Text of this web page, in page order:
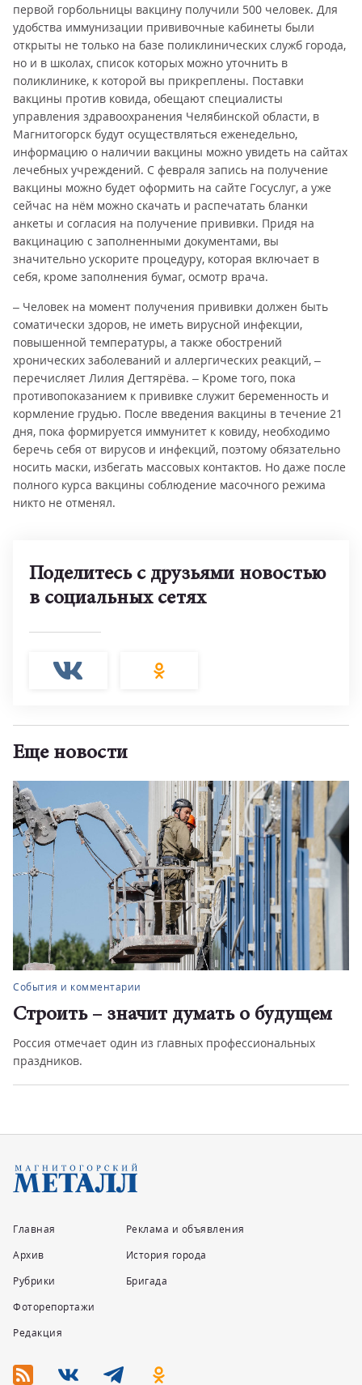
первой горбольницы вакцину получили 500 человек. Для
удобства иммунизации прививочные кабинеты были
открыты не только на базе поликлинических служб города,
но и в школах, список которых можно уточнить в
поликлинике, к которой вы прикреплены. Поставки
вакцины против ковида, обещают специалисты
управления здравоохранения Челябинской области, в
Магнитогорск будут осуществляться еженедельно,
информацию о наличии вакцины можно увидеть на сайтах
лечебных учреждений. С февраля запись на получение
вакцины можно будет оформить на сайте Госуслуг, а уже
сейчас на нём можно скачать и распечатать бланки
анкеты и согласия на получение прививки. Придя на
вакцинацию с заполненными документами, вы
значительно ускорите процедуру, которая включает в
себя, кроме заполнения бумаг, осмотр врача.
– Человек на момент получения прививки должен быть
соматически здоров, не иметь вирусной инфекции,
повышенной температуры, а также обострений
хронических заболеваний и аллергических реакций, –
перечисляет Лилия Дегтярёва. – Кроме того, пока
противопоказанием к прививке служит беременность и
кормление грудью. После введения вакцины в течение 21
дня, пока формируется иммунитет к ковиду, необходимо
беречь себя от вирусов и инфекций, поэтому обязательно
носить маски, избегать массовых контактов. Но даже после
полного курса вакцины соблюдение масочного режима
никто не отменял.
Поделитесь с друзьями новостью
в социальных сетях
Еще новости
События и комментарии
Строить – значит думать о будущем
Россия отмечает один из главных профессиональных
праздников.
Главная
Архив
Рубрики
Фоторепортажи
Редакция
Реклама и объявления
История города
Бригада